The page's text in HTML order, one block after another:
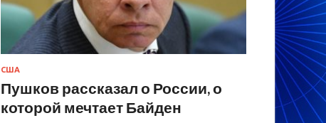
США
Пушков рассказал о России, о
которой мечтает Байден